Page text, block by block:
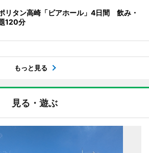
リタン高崎「ビアホール」4日間 飲み・
120分
もっと見る
見る・遊ぶ